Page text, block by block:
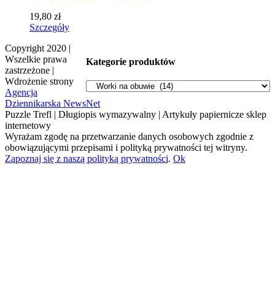
19,80 zł
Szczegóły
Kategorie produktów
Copyright 2020 |
Wszelkie prawa
zastrzeżone |
Wdrożenie strony
Agencja
Dziennikarska NewsNet
Puzzle Trefl | Długiopis wymazywalny | Artykuły papiernicze sklep
internetowy
Wyrażam zgodę na przetwarzanie danych osobowych zgodnie z
obowiązującymi przepisami i polityką prywatności tej witryny.
Zapoznaj się z naszą polityką prywatności. Ok